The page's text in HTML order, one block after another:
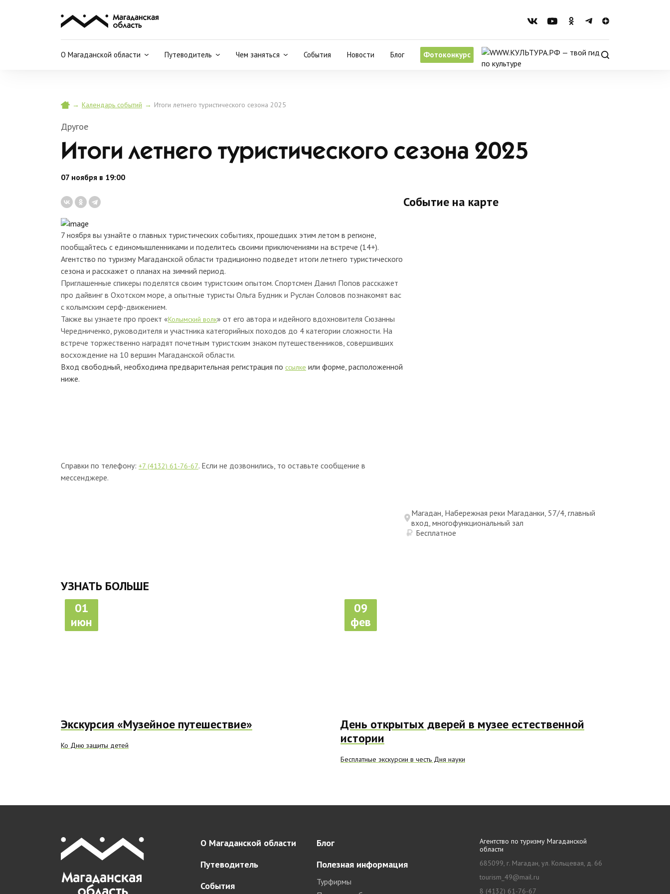
О Магаданской области Путеводитель Чем заняться События Новости Блог Фотоконкурс
→ Календарь событий → Итоги летнего туристического сезона 2025
Другое
Итоги летнего туристического сезона 2025
07 ноября в 19:00
7 ноября вы узнайте о главных туристических событиях, прошедших этим летом в регионе,
пообщайтесь с единомышленниками и поделитесь своими приключениями на встрече (14+).
Агентство по туризму Магаданской области традиционно подведет итоги летнего туристического
сезона и расскажет о планах на зимний период.
Приглашенные спикеры поделятся своим туристским опытом. Спортсмен Данил Попов расскажет
про дайвинг в Охотском море, а опытные туристы Ольга Будник и Руслан Соловов познакомят вас
с колымским серф-движением.
Также вы узнаете про проект «Колымский волк» от его автора и идейного вдохновителя Сюзанны
Чередниченко, руководителя и участника категорийных походов до 4 категории сложности. На
встрече торжественно наградят почетным туристским знаком путешественников, совершивших
восхождение на 10 вершин Магаданской области.
Вход свободный, необходима предварительная регистрация по ссылке или форме, расположенной
ниже.
Справки по телефону: +7 (4132) 61-76-67. Если не дозвонились, то оставьте сообщение в
мессенджере.
Событие на карте
Магадан, Набережная реки Магаданки, 57/4, главный
вход, многофункциональный зал
Бесплатное
УЗНАТЬ БОЛЬШЕ
01
июн
Экскурсия «Музейное путешествие»
Ко Дню защиты детей
09
фев
День открытых дверей в музее естественной
истории
Бесплатные экскурсии в честь Дня науки
О Магаданской области
Путеводитель
События
Блог
Полезная информация
Турфирмы
Агентство по туризму Магаданской
области
685099, г. Магадан, ул. Кольцевая, д. 66
tourism_49@mail.ru
8 (4132) 61-76-67